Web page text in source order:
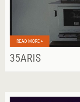
READ MORE »
35ARIS